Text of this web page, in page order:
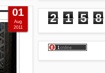
01
Aug
2011
2 1 5 8